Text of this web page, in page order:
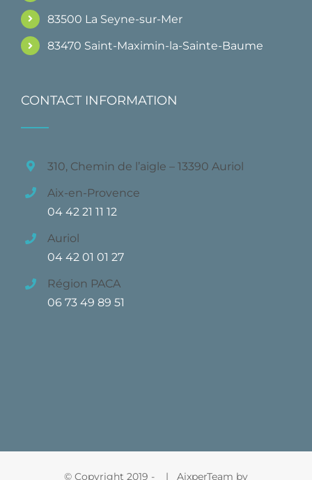
83500 La Seyne-sur-Mer
83470 Saint-Maximin-la-Sainte-Baume
CONTACT INFORMATION
310, Chemin de l’aigle – 13390 Auriol
Aix-en-Provence
04 42 21 11 12
Auriol
04 42 01 01 27
Région PACA
06 73 49 89 51
© Copyright 2019 - | AixperTeam by